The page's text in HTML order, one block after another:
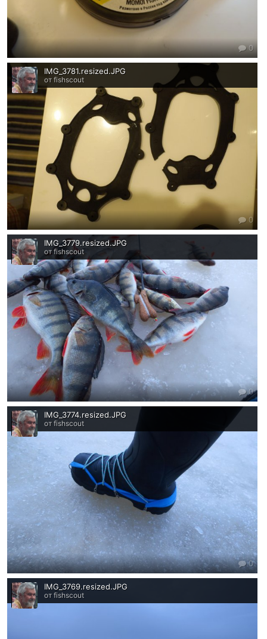
0
IMG_3781.resized.JPG
от fishscout
0
IMG_3779.resized.JPG
от fishscout
0
IMG_3774.resized.JPG
от fishscout
0
IMG_3769.resized.JPG
от fishscout